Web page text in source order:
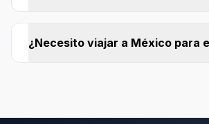
¿Necesito viajar a México para